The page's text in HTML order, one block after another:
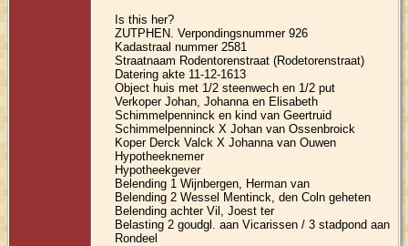
Is this her?
ZUTPHEN. Verpondingsnummer 926
Kadastraal nummer 2581
Straatnaam Rodentorenstraat (Rodetorenstraat)
Datering akte 11-12-1613
Object huis met 1/2 steenwech en 1/2 put
Verkoper Johan, Johanna en Elisabeth
Schimmelpenninck en kind van Geertruid
Schimmelpenninck X Johan van Ossenbroick
Koper Derck Valck X Johanna van Ouwen
Hypotheeknemer
Hypotheekgever
Belending 1 Wijnbergen, Herman van
Belending 2 Wessel Mentinck, den Coln geheten
Belending achter Vil, Joest ter
Belasting 2 goudgl. aan Vicarissen / 3 stadpond aan
Rondeel